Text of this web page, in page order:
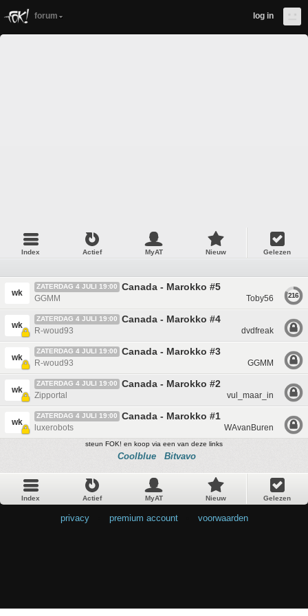
forum log in
Index Actief MyAT Nieuw Gelezen
wk
ZATERDAG 4 JULI 19:00 Canada - Marokko #5
GGMM Toby56 216
wk
ZATERDAG 4 JULI 19:00 Canada - Marokko #4
R-woud93 dvdfreak
wk
ZATERDAG 4 JULI 19:00 Canada - Marokko #3
R-woud93 GGMM
wk
ZATERDAG 4 JULI 19:00 Canada - Marokko #2
Zipportal vul_maar_in
wk
ZATERDAG 4 JULI 19:00 Canada - Marokko #1
luxerobots WAvanBuren
steun FOK! en koop via een van deze links
Coolblue Bitvavo
Index Actief MyAT Nieuw Gelezen
privacy premium account voorwaarden